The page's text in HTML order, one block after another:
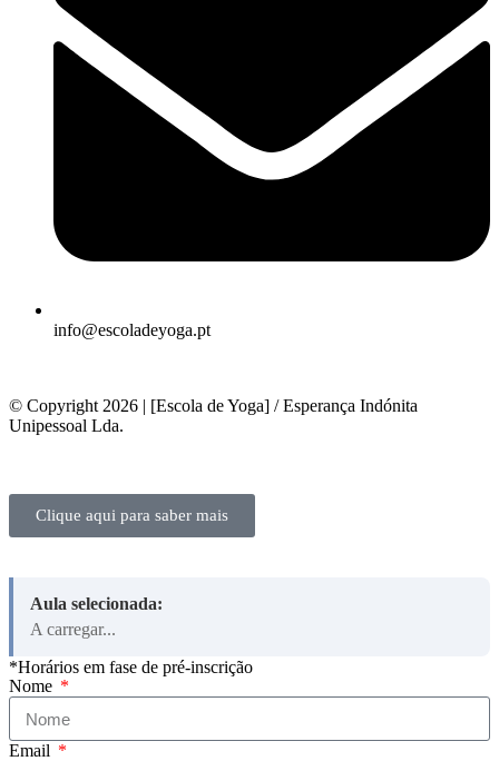
info@escoladeyoga.pt
© Copyright 2026 | [Escola de Yoga] / Esperança Indónita
Unipessoal Lda.
Clique aqui para saber mais
Aula selecionada:
A carregar...
*Horários em fase de pré-inscrição
Nome
Email